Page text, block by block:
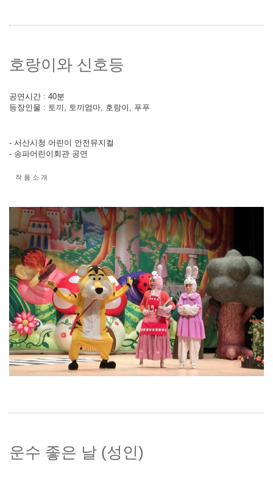
호랑이와 신호등
공연시간 : 40분
등장인물 : 토끼, 토끼엄마, 호랑이, 푸푸
- 서산시청 어린이 안전뮤지컬
- 송파어린이회관 공연
작 품 소 개
운수 좋은 날 (성인)